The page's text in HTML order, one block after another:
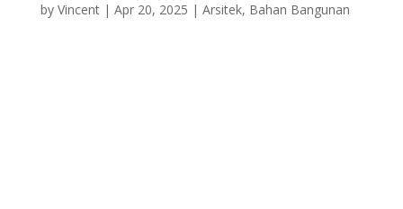
by Vincent| Apr 20, 2025 | Arsitek, Bahan Bangunan